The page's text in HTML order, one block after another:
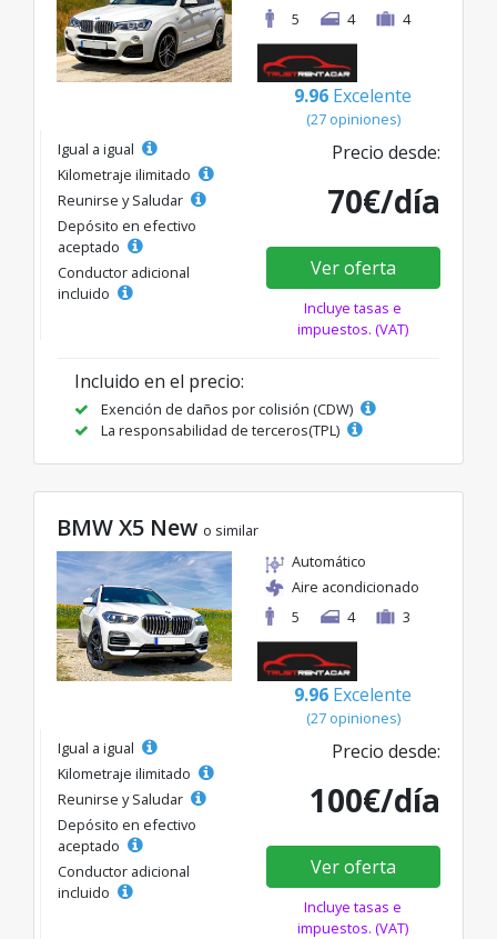
5
4 4
9.96 Excelente
(27 opiniones)
Igual a igual
Kilometraje ilimitado
Reunirse y Saludar
Depósito en efectivo
aceptado
Conductor adicional
incluido
Precio desde:
70€/día
Ver oferta
Incluye tasas e
impuestos. (VAT)
Incluido en el precio:
Exención de daños por colisión (CDW)
La responsabilidad de terceros(TPL)
BMW X5 New o similar
Automático
Aire acondicionado
5
4 3
9.96 Excelente
(27 opiniones)
Igual a igual
Kilometraje ilimitado
Reunirse y Saludar
Depósito en efectivo
aceptado
Conductor adicional
incluido
Precio desde:
100€/día
Ver oferta
Incluye tasas e
impuestos. (VAT)